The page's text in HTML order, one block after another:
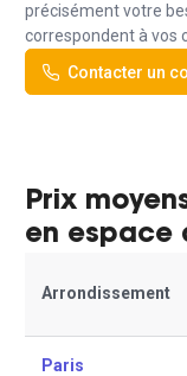
précisément votre
correspondent à vos
Contacter un
Prix
en espace
Arrondissement
Paris